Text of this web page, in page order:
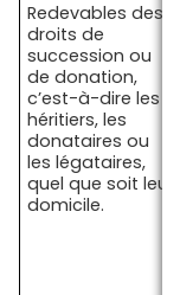
Redevables des
droits de
succession ou
de donation,
c’est-à-dire les
héritiers, les
donataires ou
les légataires,
quel que soit leur
domicile.